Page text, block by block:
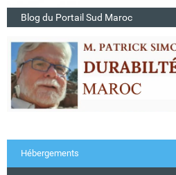
Blog du Portail Sud Maroc
Hébergements